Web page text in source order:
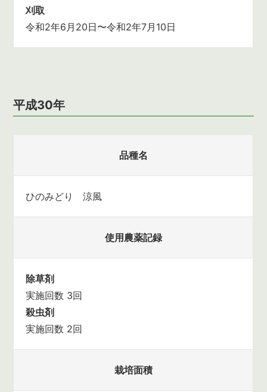
刈取
令和2年6月20日〜令和2年7月10日
平成30年
品種名
ひのみどり 涼風
使用農薬記録
除草剤
実施回数 3回
殺虫剤
実施回数 2回
栽培面積